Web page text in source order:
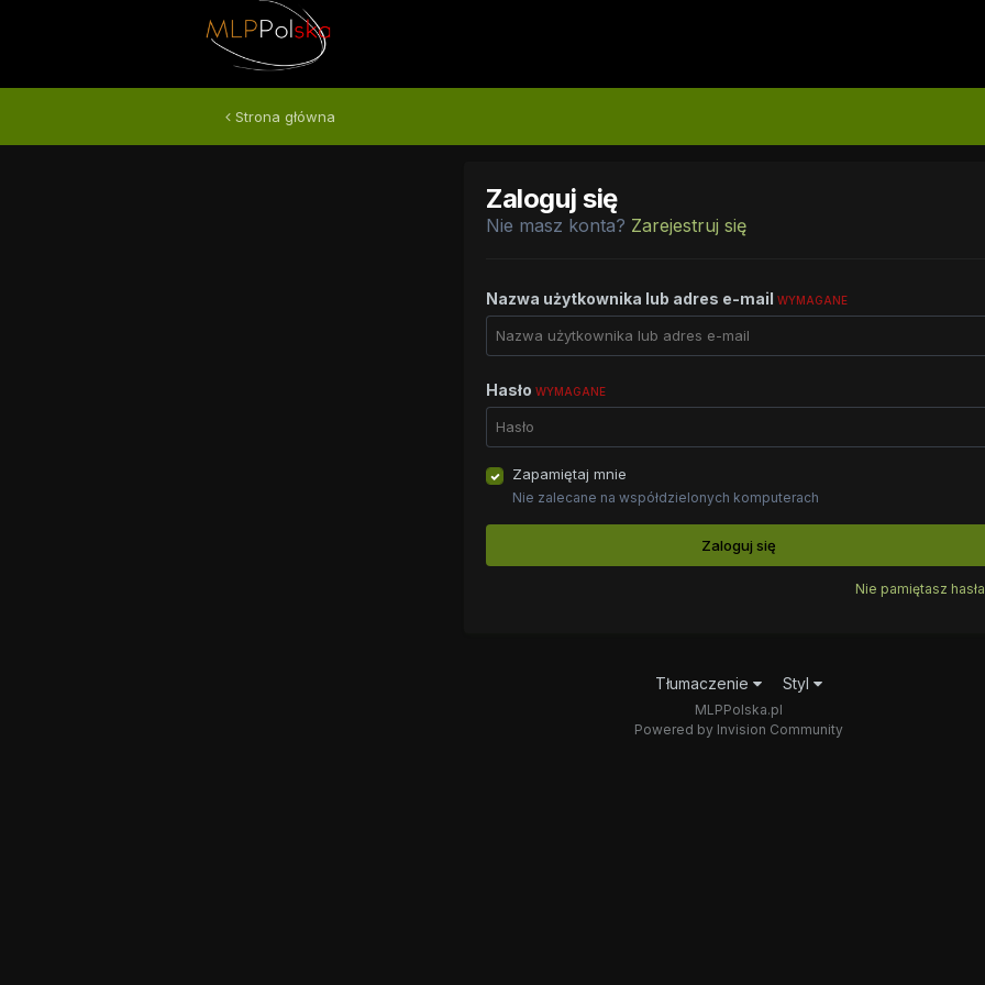
Strona główna
Zaloguj się
Nie masz konta? Zarejestruj się
Nazwa użytkownika lub adres e-mail WYMAGANE
Hasło WYMAGANE
Zapamiętaj mnie
Nie zalecane na współdzielonych komputerach
Zaloguj się
Nie pamiętasz
Tłumaczenie Styl
MLPPolska.pl
Powered by Invision Community